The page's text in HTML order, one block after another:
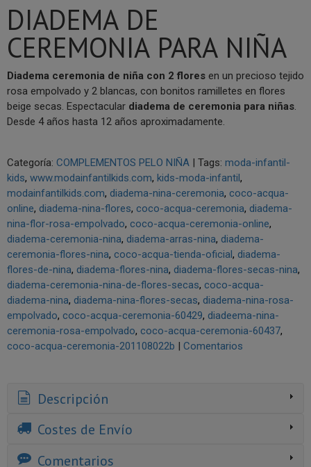
DIADEMA DE
CEREMONIA PARA NIÑA
Diadema ceremonia de niña con 2 flores en un precioso tejido
rosa empolvado y 2 blancas, con bonitos ramilletes en flores
beige secas. Espectacular diadema de ceremonia para niñas.
Desde 4 años hasta 12 años aproximadamente.
Categoría: COMPLEMENTOS PELO NIÑA | Tags: moda-infantil-
kids www.modainfantilkids.com kids-moda-infantil
modainfantilkids.com diadema-nina-ceremonia coco-acqua-
online diadema-nina-flores coco-acqua-ceremonia diadema-
nina-flor-rosa-empolvado coco-acqua-ceremonia-online
diadema-ceremonia-nina diadema-arras-nina diadema-
ceremonia-flores-nina coco-acqua-tienda-oficial diadema-
flores-de-nina diadema-flores-nina diadema-flores-secas-nina
diadema-ceremonia-nina-de-flores-secas coco-acqua-
diadema-nina diadema-nina-flores-secas diadema-nina-rosa-
empolvado coco-acqua-ceremonia-60429 diadeema-nina-
ceremonia-rosa-empolvado coco-acqua-ceremonia-60437
coco-acqua-ceremonia-201108022b | Comentarios
Descripción
Costes de Envío
Comentarios